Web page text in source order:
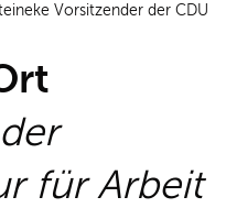
SEITE
Vorsitzender der CDU
für Arbeit